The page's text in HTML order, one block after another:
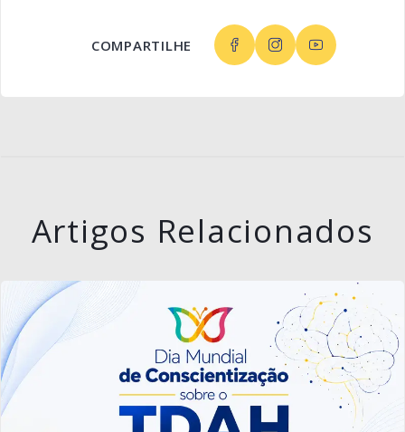
COMPARTILHE
Artigos Relacionados